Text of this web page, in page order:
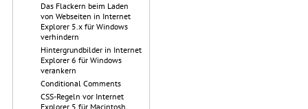
Das Flackern beim Laden
von Webseiten in Internet
Explorer 5.x für Windows
verhindern
Hintergrundbilder in Internet
Explorer 6 für Windows
verankern
Conditional Comments
CSS-Regeln vor Internet
Explorer 5 für Macintosh